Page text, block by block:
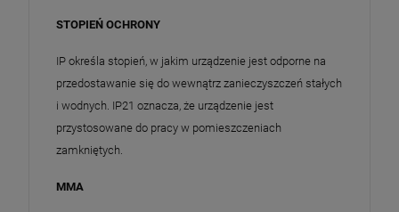
STOPIEŃ OCHRONY
IP określa stopień, w jakim urządzenie jest odporne na
przedostawanie się do wewnątrz zanieczyszczeń stałych
i wodnych. IP21 oznacza, że urządzenie jest
przystosowane do pracy w pomieszczeniach
zamkniętych.
MMA